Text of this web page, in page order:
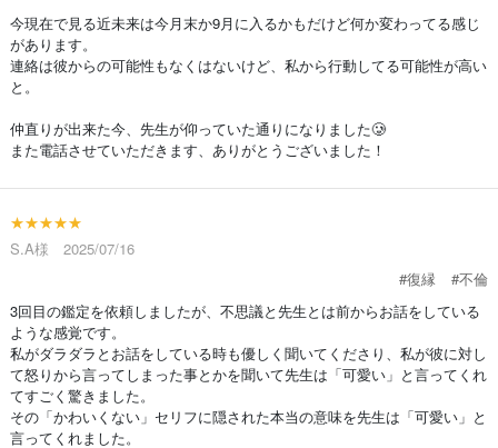
今現在で見る近未来は今月末か9月に入るかもだけど何か変わってる感じ
があります。
連絡は彼からの可能性もなくはないけど、私から行動してる可能性が高い
と。
仲直りが出来た今、先生が仰っていた通りになりました🥲
また電話させていただきます、ありがとうございました！
★★★★★
S.A様 2025/07/16
#復縁
#不倫
3回目の鑑定を依頼しましたが、不思議と先生とは前からお話をしている
ような感覚です。
私がダラダラとお話をしている時も優しく聞いてくださり、私が彼に対し
て怒りから言ってしまった事とかを聞いて先生は「可愛い」と言ってくれ
てすごく驚きました。
その「かわいくない」セリフに隠された本当の意味を先生は「可愛い」と
言ってくれました。